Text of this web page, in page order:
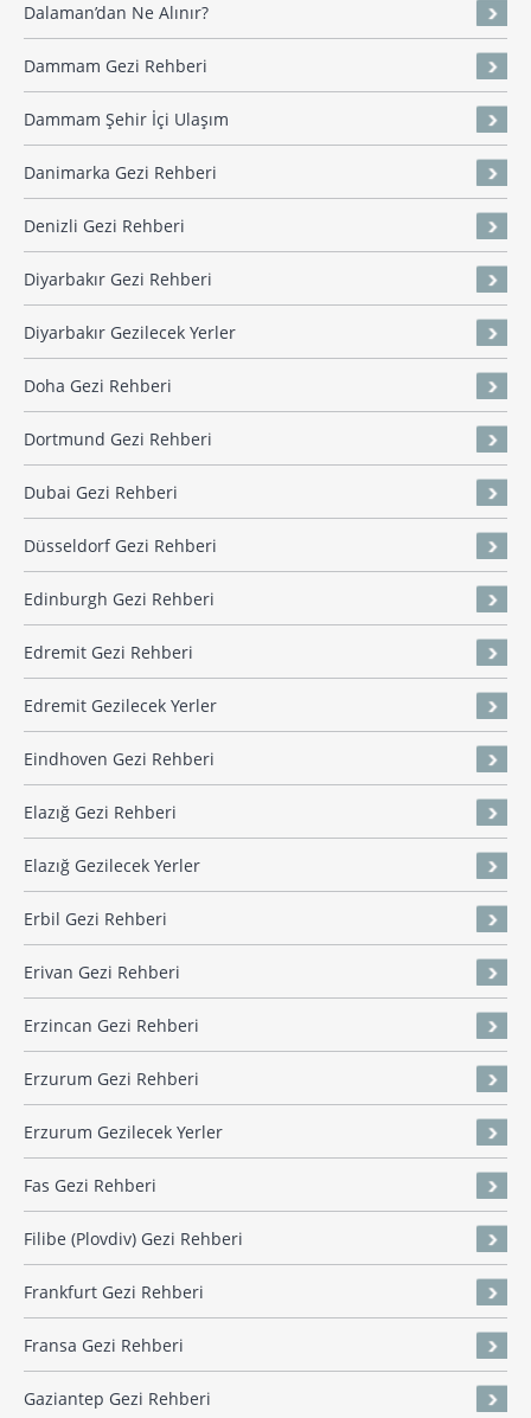
Dalaman’dan Ne Alınır?
Dammam Gezi Rehberi
Dammam Şehir İçi Ulaşım
Danimarka Gezi Rehberi
Denizli Gezi Rehberi
Diyarbakır Gezi Rehberi
Diyarbakır Gezilecek Yerler
Doha Gezi Rehberi
Dortmund Gezi Rehberi
Dubai Gezi Rehberi
Düsseldorf Gezi Rehberi
Edinburgh Gezi Rehberi
Edremit Gezi Rehberi
Edremit Gezilecek Yerler
Eindhoven Gezi Rehberi
Elazığ Gezi Rehberi
Elazığ Gezilecek Yerler
Erbil Gezi Rehberi
Erivan Gezi Rehberi
Erzincan Gezi Rehberi
Erzurum Gezi Rehberi
Erzurum Gezilecek Yerler
Fas Gezi Rehberi
Filibe (Plovdiv) Gezi Rehberi
Frankfurt Gezi Rehberi
Fransa Gezi Rehberi
Gaziantep Gezi Rehberi